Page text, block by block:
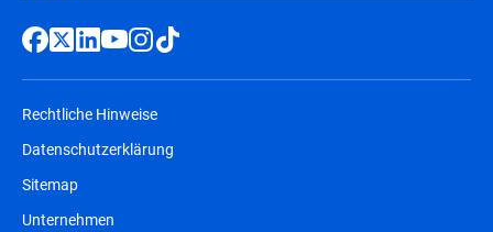
Rechtliche Hinweise
Datenschutzerklärung
Sitemap
Unternehmen